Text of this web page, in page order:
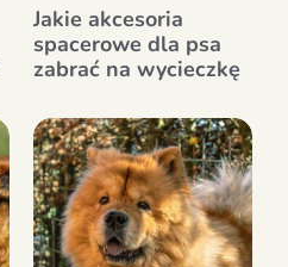
Jakie akcesoria
spacerowe dla psa
zabrać na wycieczkę